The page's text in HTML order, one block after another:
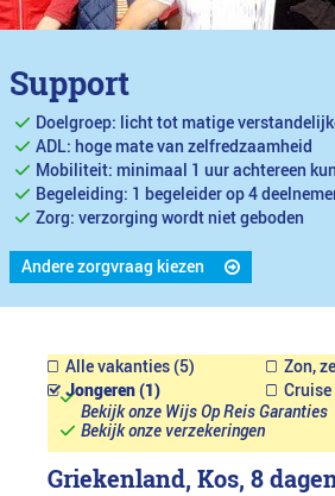
Support
Doelgroep: licht tot matige
ADL: hoge mate van zelfredzaamheid
Mobiliteit: minimaal 1 uur achtereen
Begeleiding: 1 begeleider op 4
Zorg: verzorging wordt niet geboden
Andere zorgvraag kiezen
Alle vakanties (5)
Zon,
Jongeren (1)
Cruise
Bekijk onze Wijs Op Reis Garanties
Bekijk onze verzekeringen
Griekenland, Kos, 8